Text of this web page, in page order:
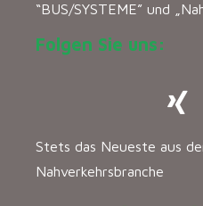
“BUS/SYSTEME” und
Folgen Sie uns:
Stets das Neueste aus
Nahverkehrsbranche